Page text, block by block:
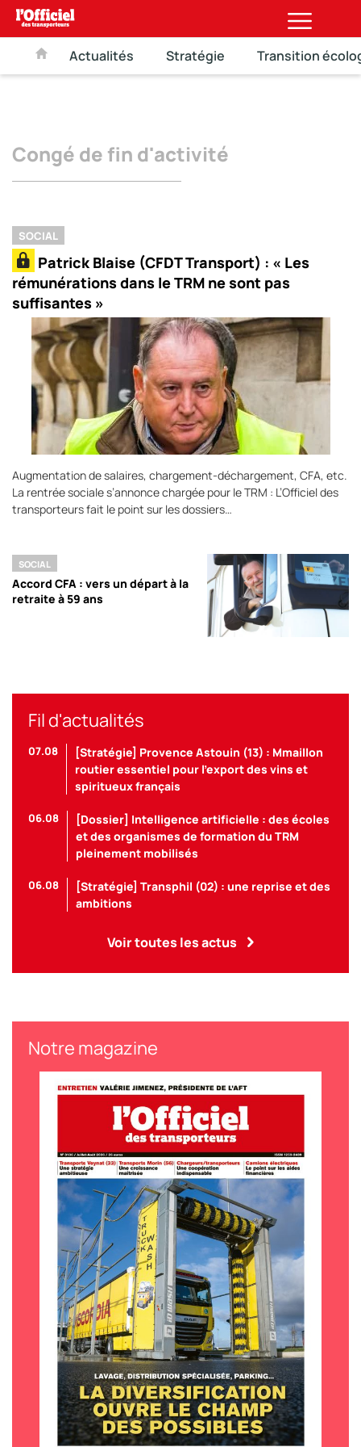
Actualités Stratégie Transition
Congé de fin d'activité
SOCIAL
Patrick Blaise (CFDT Transport) : « Les
rémunérations dans le TRM ne sont pas
suffisantes »
Augmentation de salaires, chargement-déchargement, CFA, etc.
La rentrée sociale s’annonce chargée pour le TRM : L’Officiel des
transporteurs fait le point sur les dossiers…
SOCIAL
Accord CFA : vers un départ à la
retraite à 59 ans
Fil d'actualités
07.08
[Stratégie] Provence Astouin (13) : Mmaillon
routier essentiel pour l’export des vins et
spiritueux français
06.08
[Dossier] Intelligence artificielle : des écoles
et des organismes de formation du TRM
pleinement mobilisés
06.08
[Stratégie] Transphil (02) : une reprise et des
ambitions
Voir toutes les actus
Notre magazine